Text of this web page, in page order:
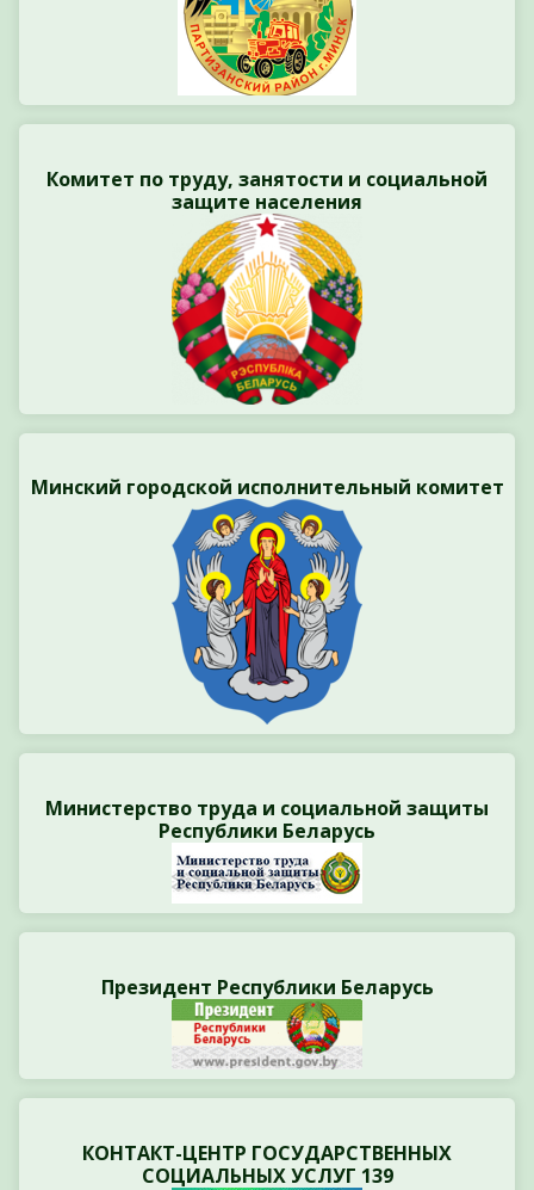
Комитет по труду, занятости и социальной
защите населения
Минский городской исполнительный комитет
Министерство труда и социальной защиты
Республики Беларусь
Президент Республики Беларусь
КОНТАКТ-ЦЕНТР ГОСУДАРСТВЕННЫХ
СОЦИАЛЬНЫХ УСЛУГ 139